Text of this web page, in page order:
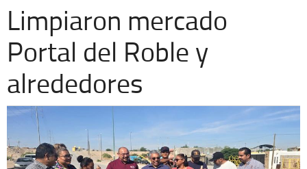
Cronos
Economía
Espectáculos
Extra +
Limpiaron mercado
Portal del Roble y
alrededores